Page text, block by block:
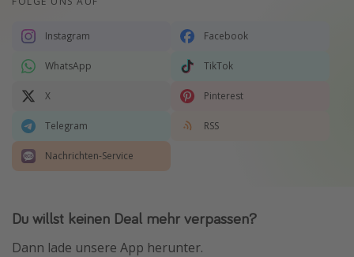
Instagram Facebook
WhatsApp TikTok
X Pinterest
Telegram RSS
Nachrichten-Service
Du willst keinen Deal mehr verpassen?
Dann lade unsere App herunter.